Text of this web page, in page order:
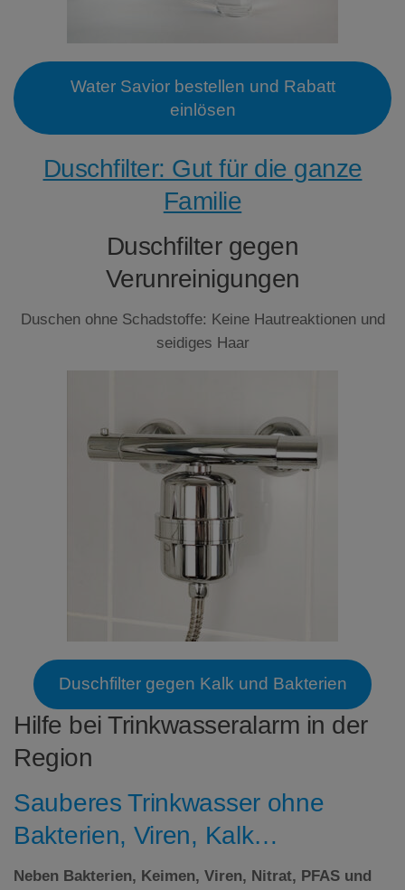
Water Savior bestellen und Rabatt
einlösen
Duschfilter: Gut für die ganze
Familie
Duschfilter gegen
Verunreinigungen
Duschen ohne Schadstoffe: Keine Hautreaktionen und
seidiges Haar
Duschfilter gegen Kalk und Bakterien
Hilfe bei Trinkwasseralarm in der
Region
Sauberes Trinkwasser ohne
Bakterien, Viren, Kalk…
Neben Bakterien, Keimen, Viren, Nitrat, PFAS und